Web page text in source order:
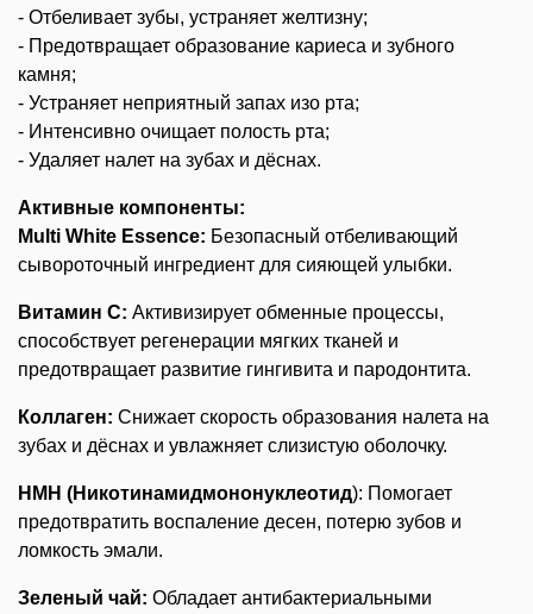
- Отбеливает зубы, устраняет желтизну;
- Предотвращает образование кариеса и зубного
камня;
- Устраняет неприятный запах изо рта;
- Интенсивно очищает полость рта;
- Удаляет налет на зубах и дёснах.
Активные компоненты:
Multi White Essence: Безопасный отбеливающий
сывороточный ингредиент для сияющей улыбки.
Витамин С: Активизирует обменные процессы,
способствует регенерации мягких тканей и
предотвращает развитие гингивита и пародонтита.
Коллаген: Снижает скорость образования налета на
зубах и дёснах и увлажняет слизистую оболочку.
НМН (Никотинамидмононуклеотид): Помогает
предотвратить воспаление десен, потерю зубов и
ломкость эмали.
Зеленый чай: Обладает антибактериальными